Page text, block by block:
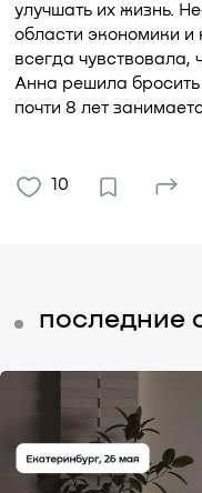
улучшать их жизнь.
области экономики
всегда чувствовала,
Анна решила
почти 8 лет
10
последние